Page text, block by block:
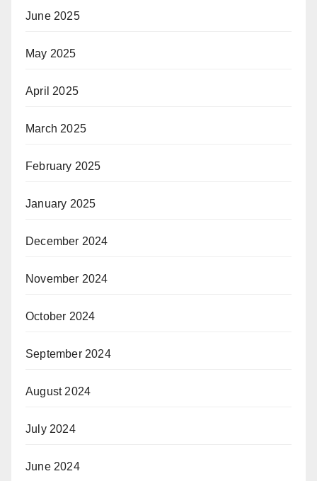
June 2025
May 2025
April 2025
March 2025
February 2025
January 2025
December 2024
November 2024
October 2024
September 2024
August 2024
July 2024
June 2024